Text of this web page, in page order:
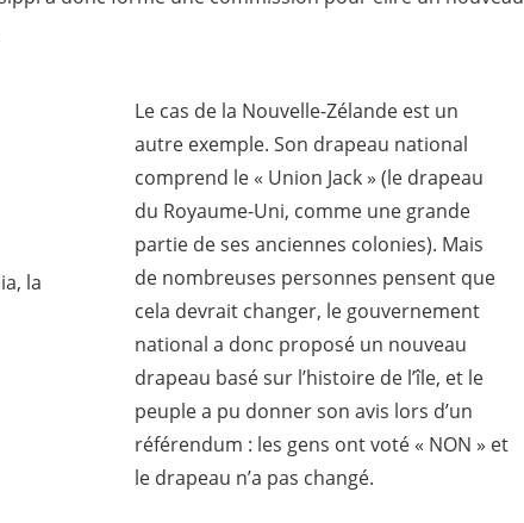
Le cas de la Nouvelle-Zélande est un
autre exemple. Son drapeau national
comprend le « Union Jack » (le drapeau
du Royaume-Uni, comme une grande
partie de ses anciennes colonies). Mais
de nombreuses personnes pensent que
cela devrait changer, le gouvernement
national a donc proposé un nouveau
drapeau basé sur l’histoire de l’île, et le
peuple a pu donner son avis lors d’un
référendum : les gens ont voté « NON » et
le drapeau n’a pas changé.